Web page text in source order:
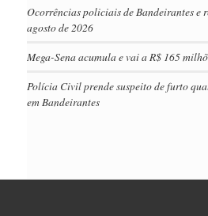
Ocorrências policiais de Bandeirantes e
agosto de 2026
Mega-Sena acumula e vai a R$ 165
Polícia Civil prende suspeito de furto
em Bandeirantes